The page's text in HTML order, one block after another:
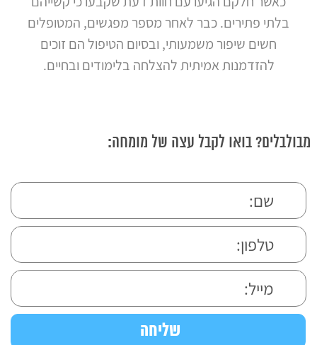
בלתי פתירים. כבר לאחר מספר מפגשים, המטופלים
חשים שיפור משמעותי, ובסיום הטיפול הם זוכים
להזדמנות אמיתית להצלחה בלימודים ובחיים.
מבולבלים? בואו לקבל עצה של מומחה: